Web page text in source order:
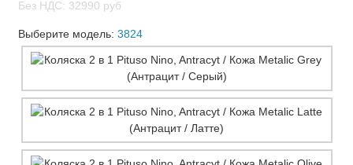
Без НДС: 32990 руб
Выберите модель: 3824